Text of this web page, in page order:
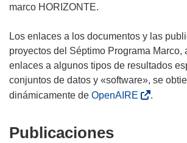
marco HORIZONTE.
Los enlaces a los documentos y las
proyectos del Séptimo Programa Marco,
enlaces a algunos tipos de resultados
conjuntos de datos y «software», se
dinámicamente de OpenAIRE .
Publicaciones